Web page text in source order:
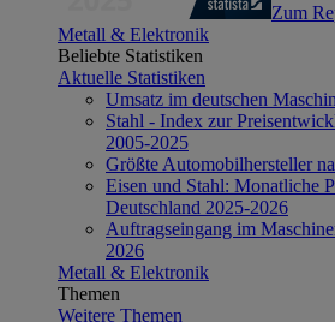
Zum
Metall & Elektronik
Beliebte Statistiken
Aktuelle Statistiken
Umsatz im deutschen
Stahl - Index zur
2005-2025
Größte Automobilhersteller
Eisen und Stahl: Monatliche
Deutschland 2025-2026
Auftragseingang im
2026
Metall & Elektronik
Themen
Weitere Themen